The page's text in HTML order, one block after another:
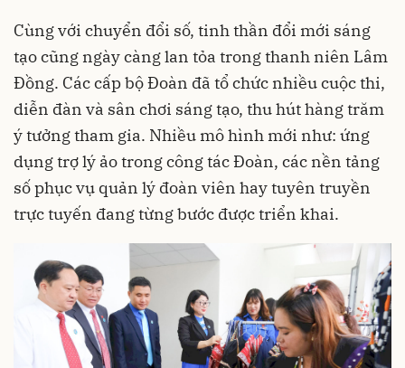
Cùng với chuyển đổi số, tinh thần đổi mới sáng
tạo cũng ngày càng lan tỏa trong thanh niên Lâm
Đồng. Các cấp bộ Đoàn đã tổ chức nhiều cuộc thi,
diễn đàn và sân chơi sáng tạo, thu hút hàng trăm
ý tưởng tham gia. Nhiều mô hình mới như: ứng
dụng trợ lý ảo trong công tác Đoàn, các nền tảng
số phục vụ quản lý đoàn viên hay tuyên truyền
trực tuyến đang từng bước được triển khai.